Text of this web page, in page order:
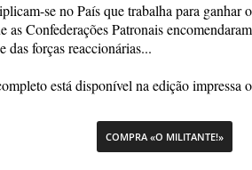
se no País que trabalha para
Confederações Patronais
das forças reaccionárias...
está disponível na edição impressa
COMPRA «O MILITANTE!»